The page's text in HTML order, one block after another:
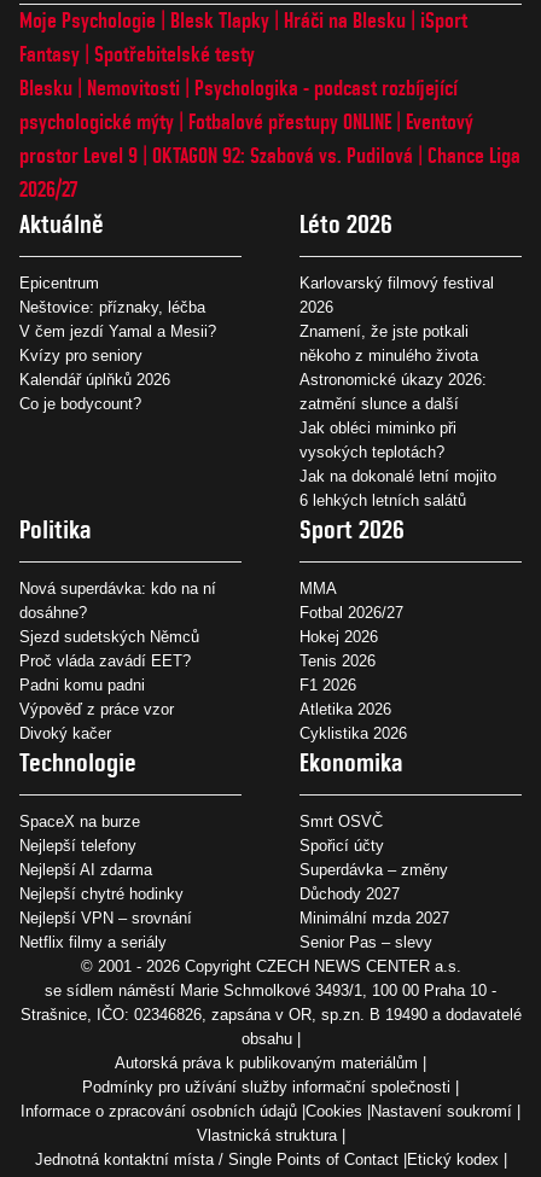
Moje Psychologie Blesk Tlapky Hráči na Blesku
iSport
Fantasy Spotřebitelské testy
Blesku
Nemovitosti
Psychologika - podcast rozbíjející
psychologické mýty
Fotbalové přestupy ONLINE
Eventový
prostor Level 9 OKTAGON 92: Szabová vs. Pudilová
Chance Liga
2026/27
Aktuálně
Epicentrum
Neštovice: příznaky, léčba
V čem jezdí Yamal a Mesii?
Kvízy pro seniory
Kalendář úplňků 2026
Co je bodycount?
Léto 2026
Karlovarský filmový festival
2026
Znamení, že jste potkali
někoho z minulého života
Astronomické úkazy 2026:
zatmění slunce a další
Jak obléci miminko při
vysokých teplotách?
Jak na dokonalé letní mojito
6 lehkých letních salátů
Politika
Nová superdávka: kdo na ní
dosáhne?
Sjezd sudetských Němců
Proč vláda zavádí EET?
Padni komu padni
Výpověď z práce vzor
Divoký kačer
Sport 2026
MMA
Fotbal 2026/27
Hokej 2026
Tenis 2026
F1 2026
Atletika 2026
Cyklistika 2026
Technologie
SpaceX na burze
Nejlepší telefony
Nejlepší AI zdarma
Nejlepší chytré hodinky
Nejlepší VPN – srovnání
Netflix filmy a seriály
Ekonomika
Smrt OSVČ
Spořicí účty
Superdávka – změny
Důchody 2027
Minimální mzda 2027
Senior Pas – slevy
© 2001 - 2026 Copyright CZECH NEWS CENTER a.s.
se sídlem náměstí Marie Schmolkové 3493/1, 100 00 Praha 10 -
Strašnice, IČO: 02346826, zapsána v OR, sp.zn. B 19490 a dodavatelé
obsahu
Autorská práva k publikovaným materiálům
Podmínky pro užívání služby informační společnosti
Informace o zpracování osobních údajů Cookies Nastavení soukromí
Vlastnická struktura
Jednotná kontaktní místa / Single Points of Contact Etický kodex